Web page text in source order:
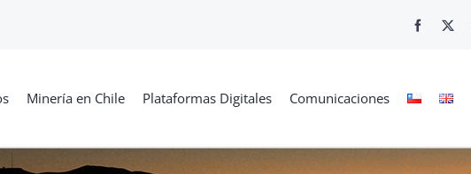
Minería en Chile Plataformas Digitales Comunicaciones